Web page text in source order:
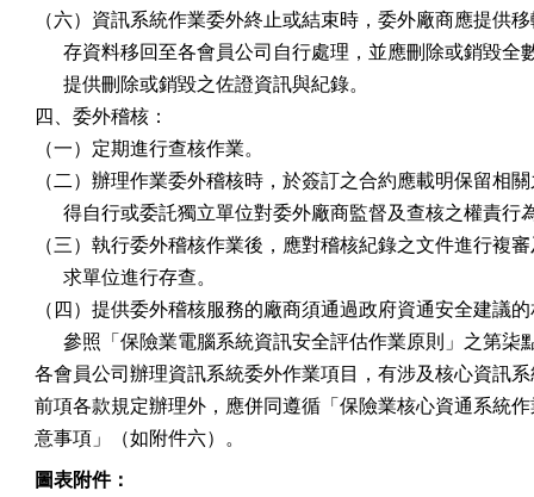
（六）資訊系統作業委外終止或結束時，委外廠商應提供
存資料移回至各會員公司自行處理，並應刪除或銷毀全
      提供刪除或銷毀之佐證資訊與紀錄。
四、委外稽核：
（一）定期進行查核作業。
（二）辦理作業委外稽核時，於簽訂之合約應載明保留相
得自行或委託獨立單位對委外廠商監督及查核之權責行
（三）執行委外稽核作業後，應對稽核紀錄之文件進行複
      求單位進行存查。
（四）提供委外稽核服務的廠商須通過政府資通安全建議
參照「保險業電腦系統資訊安全評估作業原則」之第柒
各會員公司辦理資訊系統委外作業項目，有涉及核心資訊
前項各款規定辦理外，應併同遵循「保險業核心資通系統
意事項」（如附件六）。
圖表附件：